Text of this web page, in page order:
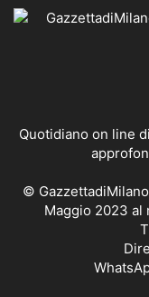
Quotidiano on line
©
Maggio 2023 al